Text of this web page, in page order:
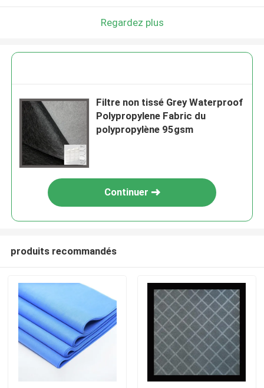
Regardez plus
Filtre non tissé Grey Waterproof
Polypropylene Fabric du
polypropylène 95gsm
Continuer
produits recommandés